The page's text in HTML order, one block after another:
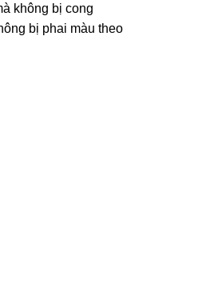
không bị cong
bị phai màu theo